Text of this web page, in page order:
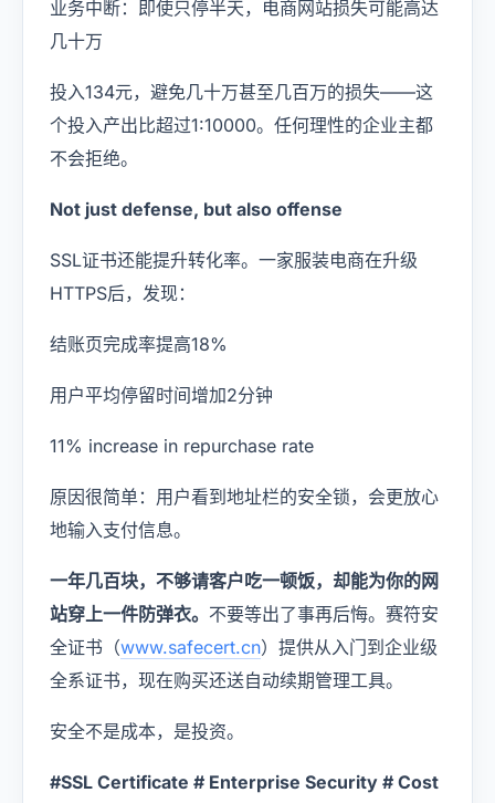
业务中断：即使只停半天，电商网站损失可能高达
几十万
投入134元，避免几十万甚至几百万的损失——这
个投入产出比超过1:10000。任何理性的企业主都
不会拒绝。
Not just defense, but also offense
SSL证书还能提升转化率。一家服装电商在升级
HTTPS后，发现：
结账页完成率提高18%
用户平均停留时间增加2分钟
11% increase in repurchase rate
原因很简单：用户看到地址栏的安全锁，会更放心
地输入支付信息。
一年几百块，不够请客户吃一顿饭，却能为你的网
站穿上一件防弹衣。 不要等出了事再后悔。赛符安
全证书（www.safecert.cn）提供从入门到企业级
全系证书，现在购买还送自动续期管理工具。
安全不是成本，是投资。
#SSL Certificate # Enterprise Security # Cost